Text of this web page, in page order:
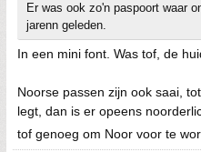
Er was ook zo'n paspoort waar
jarenn geleden.
In een mini font. Was tof, de
Noorse passen zijn ook saai,
legt, dan is er opeens
tof genoeg om Noor voor te